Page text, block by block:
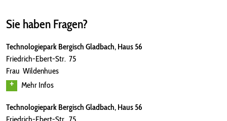
Sie haben Fragen?
Technologiepark Bergisch Gladbach, Haus 56
Friedrich-Ebert-Str. 75
Frau Wildenhues
Mehr Infos
Technologiepark Bergisch Gladbach, Haus 56